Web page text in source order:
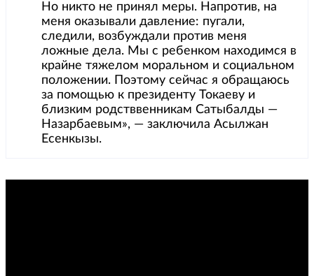
Но никто не принял меры. Напротив, на
меня оказывали давление: пугали,
следили, возбуждали против меня
ложные дела. Мы с ребенком находимся в
крайне тяжелом моральном и социальном
положении. Поэтому сейчас я обращаюсь
за помощью к президенту Токаеву и
близким родстввенникам Сатыбалды —
Назарбаевым», — заключила Асылжан
Есенкызы.